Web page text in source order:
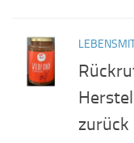
zurück